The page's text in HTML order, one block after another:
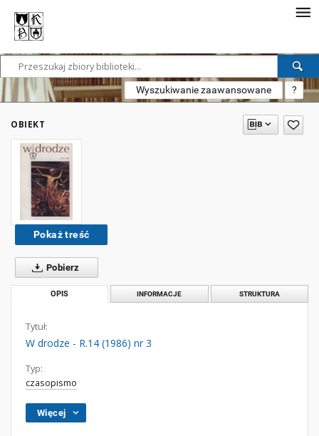
Wyszukiwanie zaawansowane ?
OBIEKT
Pokaż treść
Pobierz
OPIS INFORMACJE STRUKTURA
Tytuł:
W drodze - R.14 (1986) nr 3
Typ:
czasopismo
Więcej